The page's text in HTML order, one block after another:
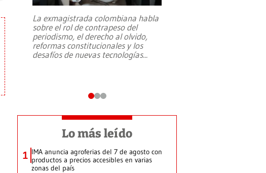
La exmagistrada colombiana habla
sobre el rol de contrapeso del
periodismo, el derecho al olvido,
reformas constitucionales y los
desafíos de nuevas tecnologías...
Lo más leído
1 IMA anuncia agroferias del 7 de agosto con
productos a precios accesibles en varias
zonas del país